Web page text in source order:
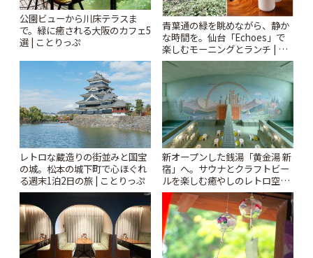
公園ビューから川床テラスま
で。緑に癒される大阪のカフェ5
選 | ことりっぷ
青葉通の緑を眺めながら、静か
な時間を。仙台「Echoes」で
楽しむモーニングとランチ | こ
とりっぷ
レトロな蔵造りの街並みと国宝
の城。松本の城下町で心ほぐれ
る週末1泊2日の旅 | ことりっぷ
新オープンした銭湯「黄金湯 新
宿」へ。サウナとクラフトビー
ルを楽しむ癒やしのレトロ空間
| ことりっぷ